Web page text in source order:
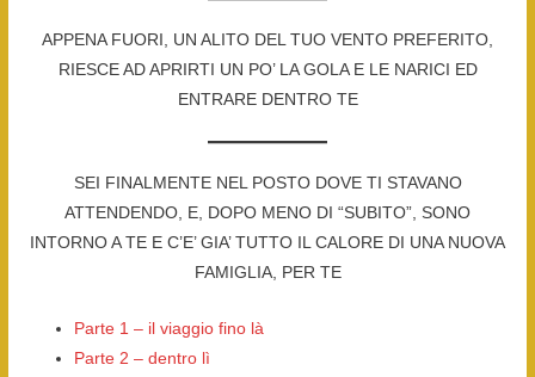
APPENA FUORI, UN ALITO DEL TUO VENTO PREFERITO,
RIESCE AD APRIRTI UN PO’ LA GOLA E LE NARICI ED
ENTRARE DENTRO TE
SEI FINALMENTE NEL POSTO DOVE TI STAVANO
ATTENDENDO, E, DOPO MENO DI “SUBITO”, SONO
INTORNO A TE E C’E’ GIA’ TUTTO IL CALORE DI UNA NUOVA
FAMIGLIA, PER TE
Parte 1 – il viaggio fino là
Parte 2 – dentro lì